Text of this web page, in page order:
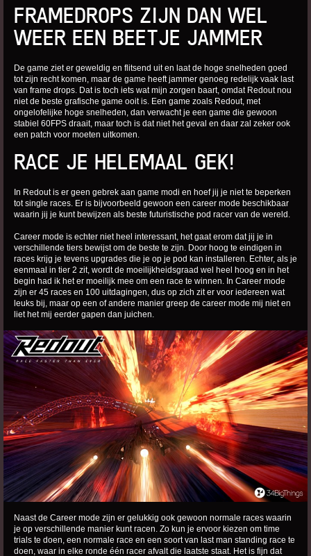
FRAMEDROPS ZIJN DAN WEL
WEER EEN BEETJE JAMMER
De game ziet er geweldig en flitsend uit en laat de hoge snelheden goed
tot zijn recht komen, maar de game heeft jammer genoeg redelijk vaak last
van frame drops. Dat is toch iets wat mijn zorgen baart, omdat Redout nou
niet de beste grafische game ooit is. Een game zoals Redout, met
ongelofelijke hoge snelheden, dan verwacht je een game die gewoon
stabiel 60FPS draait, maar toch is dat niet het geval en daar zal zeker ook
een patch voor moeten uitkomen.
RACE JE HELEMAAL GEK!
In Redout is er geen gebrek aan game modi en hoef jij je niet te beperken
tot single races. Er is bijvoorbeeld gewoon een career mode beschikbaar
waarin jij je kunt bewijzen als beste futuristische pod racer van de wereld.
Career mode is echter niet heel interessant, het gaat erom dat jij je in
verschillende tiers bewijst om de beste te zijn. Door hoog te eindigen in
races krijg je tevens upgrades die je op je pod kan installeren. Echter, als je
eenmaal in tier 2 zit, wordt de moeilijkheidsgraad wel heel hoog en in het
begin had ik het er moeilijk mee om een race te winnen. In Career mode
zijn er 45 races en 100 uitdagingen, dus op zich zit er voor iedereen wat
leuks bij, maar op een of andere manier greep de career mode mij niet en
liet het mij eerder gapen dan juichen.
Naast de Career mode zijn er gelukkig ook gewoon normale races waarin
je op verschillende manier kunt racen. Zo kun je ervoor kiezen om time
trials te doen, een normale race en een soort van last man standing race te
doen, waar in elke ronde één racer afvalt die laatste staat. Het is fijn dat